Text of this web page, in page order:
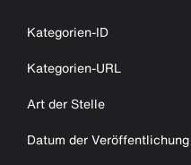
Kategorien-ID
Kategorien-URL
Art der Stelle
Datum der Veröffentlichung